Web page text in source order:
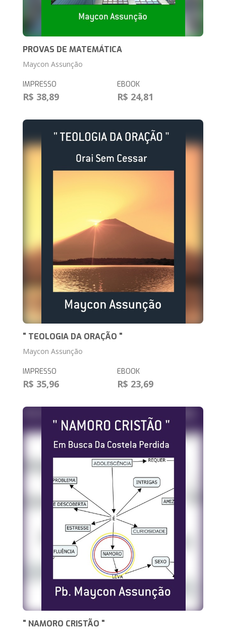
PROVAS DE MATEMÁTICA
Maycon Assunção
IMPRESSO
R$ 38,89
EBOOK
R$ 24,81
" TEOLOGIA DA ORAÇÃO "
Maycon Assunção
IMPRESSO
R$ 35,96
EBOOK
R$ 23,69
" NAMORO CRISTÃO "